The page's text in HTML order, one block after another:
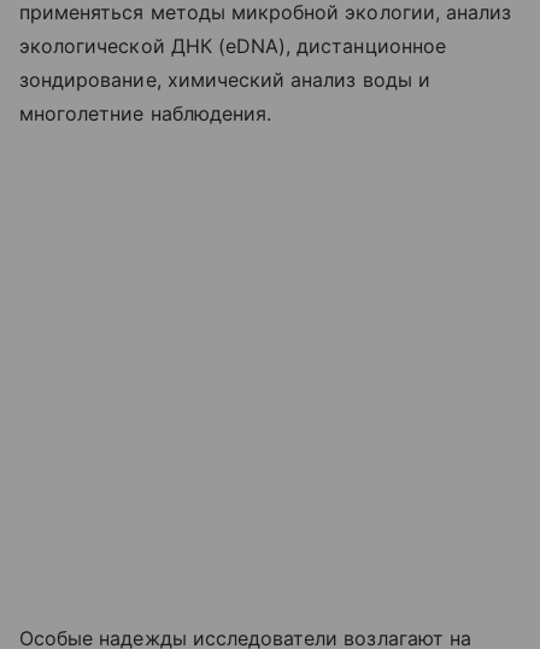
применяться методы микробной экологии, анализ
экологической ДНК (eDNA), дистанционное
зондирование, химический анализ воды и
многолетние наблюдения.
Особые надежды исследователи возлагают на